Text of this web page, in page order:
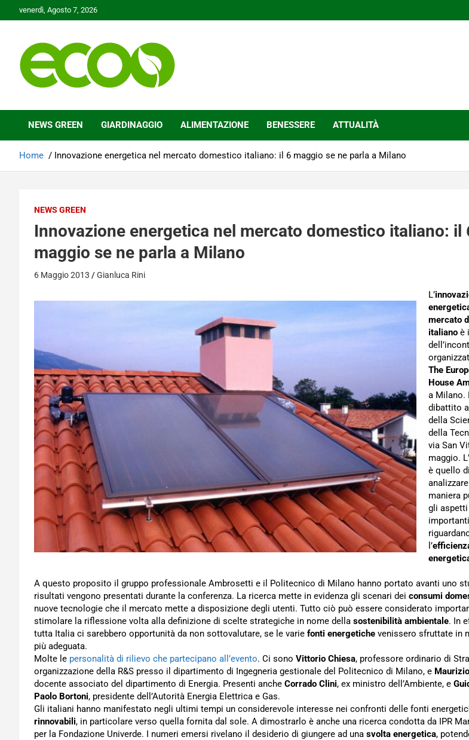
to
venerdì, Agosto 7, 2026
Ecoo.it
NEWS GREEN GIARDINAGGIO ALIMENTAZIONE BENESSERE ATTUALITÀ
Home Innovazione energetica nel mercato domestico italiano: il 6 maggio se ne parla a Milano
NEWS GREEN
Innovazione energetica nel mercato domestico italiano: il
maggio se ne parla a Milano
6 Maggio 2013 Gianluca Rini
L’
mercato
italiano è
The
House
a Milano. Il
dibattito
della
della
via San
maggio.
è quello di
maniera
gli
l’
A questo proposito il gruppo professionale Ambrosetti e il Politecnico di Milano hanno portato avanti uno
risultati vengono presentati durante la conferenza. La ricerca mette in evidenza gli scenari dei consumi
nuove tecnologie che il mercato mette a disposizione degli utenti. Tutto ciò può essere considerato
stimolare la riflessione volta alla definizione di scelte strategiche in nome della sostenibilità ambientale. In
tutta Italia ci sarebbero opportunità da non sottovalutare, se le varie fonti energetiche venissero sfruttate in
più adeguata.
Molte le personalità di rilievo che partecipano all’evento. Ci sono Vittorio Chiesa, professore ordinario di
organizzazione della R&S presso il dipartimento di Ingegneria gestionale del Politecnico di Milano, e
docente associato del dipartimento di Energia. Presenti anche Corrado Clini, ex ministro dell’Ambiente, e
Paolo Bortoni, presidente dell’Autorità Energia Elettrica e Gas.
Gli italiani hanno manifestato negli ultimi tempi un considerevole interesse nei confronti delle fonti
rinnovabili, in particolare verso quella fornita dal sole. A dimostrarlo è anche una ricerca condotta da IPR
per la Fondazione Univerde. I numeri emersi rivelano il desiderio di giungere ad una svolta energetica,